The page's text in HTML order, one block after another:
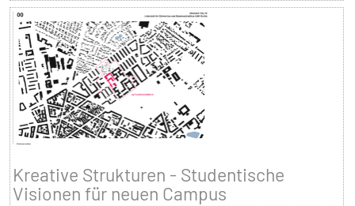
Kreative Strukturen - Studentische
Visionen für neuen Campus